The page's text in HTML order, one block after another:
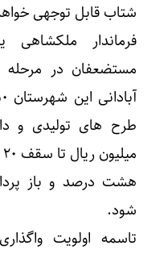
شتاب قابل توجهی
فرماندار ملکشاهی
مستضعفان در
هشت درصد و باز
شود.
تاسمه اولویت